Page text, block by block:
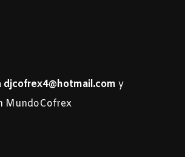
djcofrex4@hotmail.com y
MundoCofrex